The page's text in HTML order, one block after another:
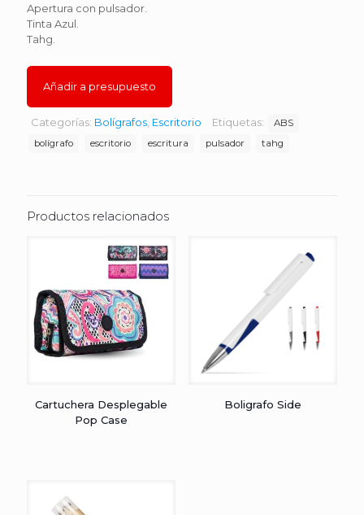
Apertura con pulsador.
Tinta Azul.
Tahg.
Añadir a presupuesto
Categorías: Bolígrafos Escritorio Etiquetas:
ABS
bolígrafo
escritorio escritura pulsador tahg
Productos relacionados
Cartuchera Desplegable
Pop Case
Boligrafo Side